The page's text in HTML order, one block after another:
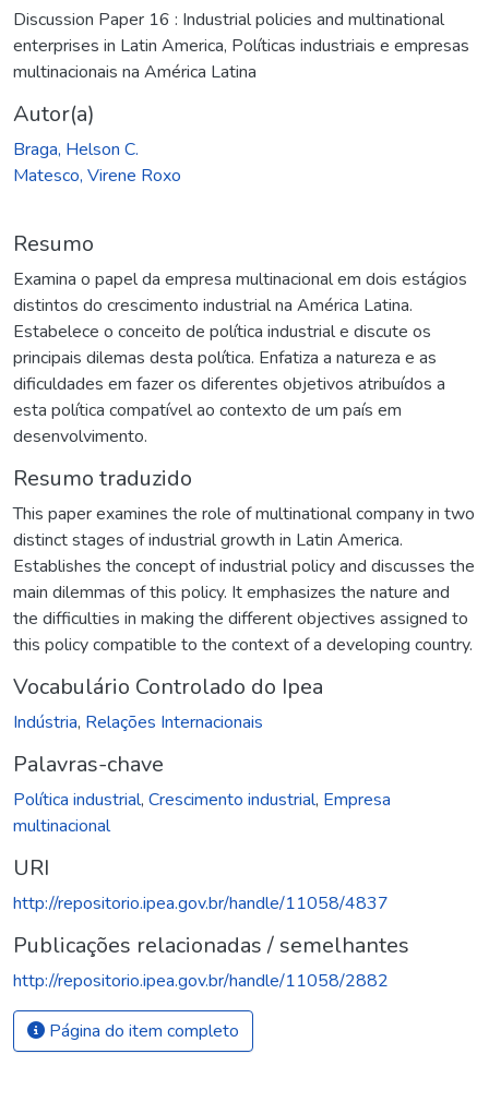
Discussion Paper 16 : Industrial policies and multinational
enterprises in Latin America, Políticas industriais e empresas
multinacionais na América Latina
Autor(a)
Braga, Helson C.
Matesco, Virene Roxo
Resumo
Examina o papel da empresa multinacional em dois estágios
distintos do crescimento industrial na América Latina.
Estabelece o conceito de política industrial e discute os
principais dilemas desta política. Enfatiza a natureza e as
dificuldades em fazer os diferentes objetivos atribuídos a
esta política compatível ao contexto de um país em
desenvolvimento.
Resumo traduzido
This paper examines the role of multinational company in two
distinct stages of industrial growth in Latin America.
Establishes the concept of industrial policy and discusses the
main dilemmas of this policy. It emphasizes the nature and
the difficulties in making the different objectives assigned to
this policy compatible to the context of a developing country.
Vocabulário Controlado do Ipea
Indústria, Relações Internacionais
Palavras-chave
Política industrial, Crescimento industrial, Empresa
multinacional
URI
http://repositorio.ipea.gov.br/handle/11058/4837
Publicações relacionadas / semelhantes
http://repositorio.ipea.gov.br/handle/11058/2882
Página do item completo